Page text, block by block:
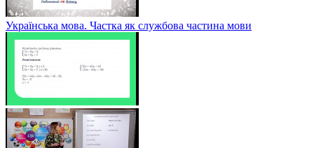
Українська мова. Частка як службова частина мови